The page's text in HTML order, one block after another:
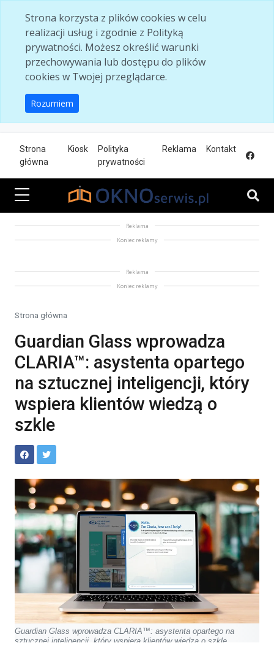
Strona korzysta z plików cookies w celu
realizacji usług i zgodnie z Polityką
prywatności. Możesz określić warunki
przechowywania lub dostępu do plików
cookies w Twojej przeglądarce.
Rozumiem
Strona
główna
Kiosk
Polityka
prywatności
Reklama Kontakt
Reklama
Koniec reklamy
Reklama
Koniec reklamy
Strona główna
Guardian Glass wprowadza
CLARIA™: asystenta opartego
na sztucznej inteligencji, który
wspiera klientów wiedzą o
szkle
Guardian Glass wprowadza CLARIA™: asystenta opartego na
sztucznej inteligencji, który wspiera klientów wiedzą o szkle